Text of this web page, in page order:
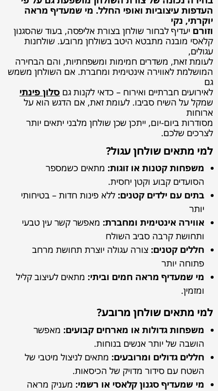
העדפות עיצוביות ואופי החלל. מי שמעדיף מראה
יוקרתי, נקי
וזורם יעדיף לבחור שולחן בצורת אליפסה, בעוד שהסגנון
קלאסי מובנה מתבטא היטב בשולחן מרובע. שולחנות
עגולים,
לעומת זאת, משדרים חמימות ומשפחתיות, והם הבחירה
המושלמת לאווירה אינטימית ומחברת. אם השולחן משמש
גם
לאירועים חברתיים ואירוח – כדאי לקנות גם סלון פינתי
שמקל על השיח סביבו. לעומת זאת, אם הדגש הוא על
ארוחות
מסודרות ביום-יום, ייתכן שכן שולחן מלבני יתאים יותר
לצרכים שלכם.
למי מתאים שולחן עגול?
משפחות קטנות או זוגות: מתאים כשמספר
הסועדים קבוע וקטן יחסית.
בתים עם ילדים קטנים: ללא פינות חדות – בטיחותי
יותר
אווירה אינטימית ומחברת: מאפשר קשר עין טבעי
ותחושת קרבה סביב השולח
חללים קטנים: צורה עגולה יוצרת תחושת מרחב
פתוחה יותר
מי שמעדיף מראה חמים וביתי: מתאים לעיצוב קליל
ומזמין.
למי מתאים שולחן מרובע?
משפחות גדולות או מארחים קבועים: מאפשר
הושבה של יותר אנשים בנוחות.
חללים גדולים ומרובעים: מתאים לניצול מיטבי של
השטח עם סידור מדויק של הכיסאות.
מי שמעדיף סגנון קלאסי או רשמי: מעניק מראה